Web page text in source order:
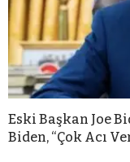
Eski Başkan Joe
Biden, “Çok Acı